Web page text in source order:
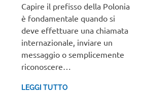
Capire il prefisso della Polonia
è fondamentale quando si
deve effettuare una chiamata
internazionale, inviare un
messaggio o semplicemente
riconoscere…
LEGGI TUTTO